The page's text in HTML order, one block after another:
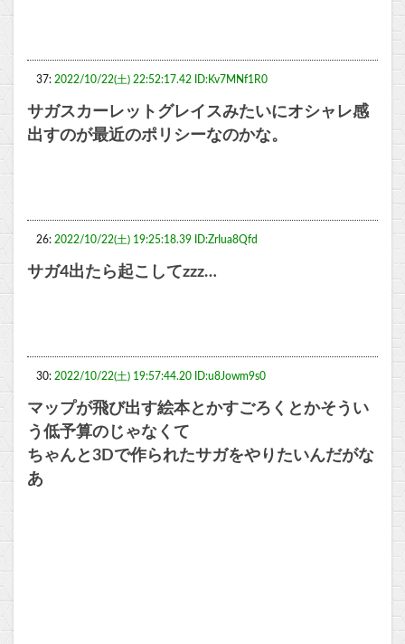
37: 2022/10/22(土) 22:52:17.42 ID:Kv7MNf1R0
サガスカーレットグレイスみたいにオシャレ感
出すのが最近のポリシーなのかな。
26: 2022/10/22(土) 19:25:18.39 ID:ZrIua8Qfd
サガ4出たら起こしてzzz…
30: 2022/10/22(土) 19:57:44.20 ID:u8Jowm9s0
マップが飛び出す絵本とかすごろくとかそうい
う低予算のじゃなくて
ちゃんと3Dで作られたサガをやりたいんだがな
あ